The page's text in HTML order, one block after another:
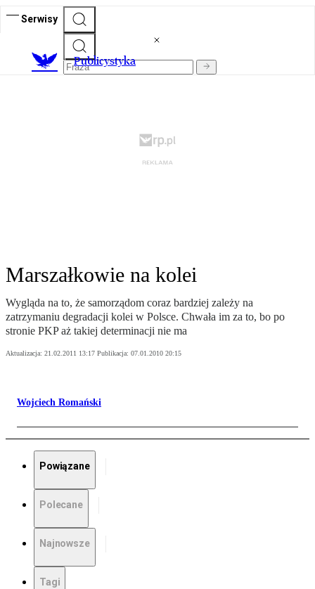
Serwisy
Publicystyka
Marszałkowie na kolei
Wygląda na to, że samorządom coraz bardziej zależy na
zatrzymaniu degradacji kolei w Polsce. Chwała im za to, bo po
stronie PKP aż takiej determinacji nie ma
Aktualizacja: 21.02.2011 13:17 Publikacja: 07.01.2010 20:15
Wojciech Romański
Powiązane
Polecane
Najnowsze
Tagi